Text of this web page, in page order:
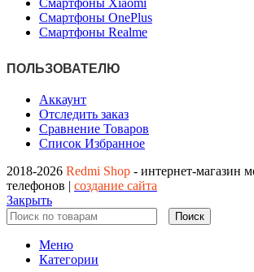
Смартфоны Xiaomi
Смартфоны OnePlus
Смартфоны Realme
ПОЛЬЗОВАТЕЛЮ
Аккаунт
Отследить заказ
Сравнение Товаров
Список Избранное
2018-2026 Redmi Shop - интернет-магазин
телефонов | создание сайта
Закрыть
Поиск
Меню
Категории